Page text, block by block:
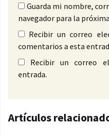
Guarda mi nombre,
navegador para la
Recibir un correo
comentarios a esta
Recibir un correo
entrada.
Artículos